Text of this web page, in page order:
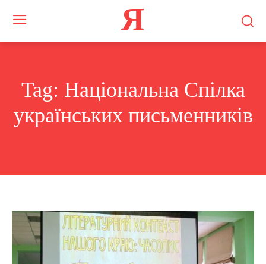
Я
Tag: Національна Спілка
українських письменників